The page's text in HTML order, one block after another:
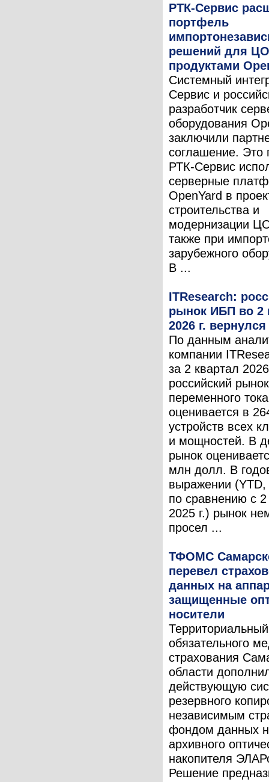
РТК-Сервис
портфель
решений для
продуктами
Системный
Сервис и
разработчик
оборудования
заключили
соглашение. Это
РТК-Сервис
серверные
OpenYard в
строительства и
модернизации
также при
зарубежного
В ...
ITResearch:
рынок ИБП во 2
2026 г.
По данным
компании
за 2 квартал
российский
переменного тока
оценивается в
устройств всех
и мощностей. В
рынок
млн долл. В
выражении (YTD,
по сравнению с
2025 г.) рынок
просел ...
ТФОМС
перевел
данных на
защищенные
носители
обязательного
страхования
области
действующую
резервного
независимым
фондом данных
архивного
накопителя
Решение